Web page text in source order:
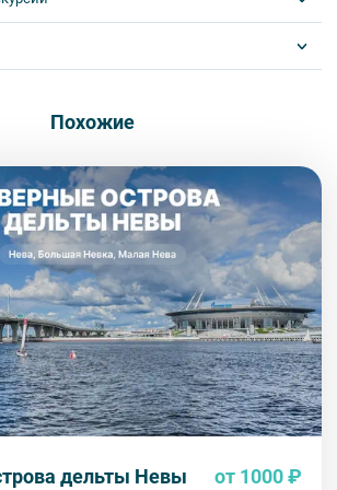
бронируют вам экскурсию или тур при
различные системы оплат.
к нам в офис и оплатить наличными или
МИР. Наш офис находится в центре
с Московским вокзалом. Информация о том,
по ссылке.
мест на экскурсию подтверждается только
На все предложения туроператора
предварительной оплаты в течение 3-5 дней
в зависимости от даты начала
Уточняйте у специалистов.
Похожие
дельты Невы от 1000 ₽